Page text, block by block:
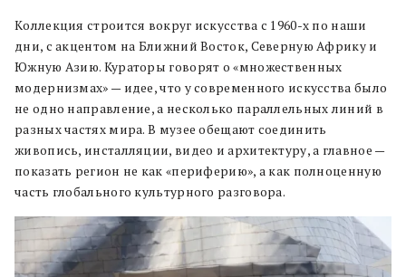
Коллекция строится вокруг искусства с 1960-х по наши
дни, с акцентом на Ближний Восток, Северную Африку и
Южную Азию. Кураторы говорят о «множественных
модернизмах» — идее, что у современного искусства было
не одно направление, а несколько параллельных линий в
разных частях мира. В музее обещают соединить
живопись, инсталляции, видео и архитектуру, а главное —
показать регион не как «периферию», а как полноценную
часть глобального культурного разговора.